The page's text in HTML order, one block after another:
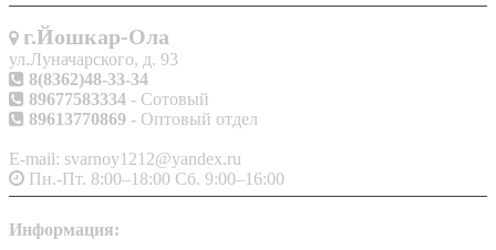
г.Йошкар-Ола
ул.Луначарского, д. 93
8(8362)48-33-34
89677583334 - Сотовый
89613770869 - Оптовый отдел
E-mail: svarnoy1212@yandex.ru
Пн.-Пт. 8:00–18:00 Сб. 9:00–16:00
Информация: